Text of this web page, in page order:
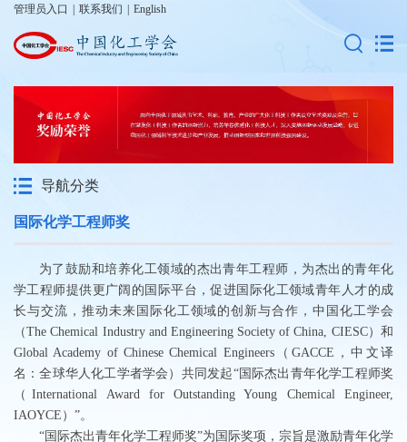
管理员入口 联系我们 English
导航分类
国际化学工程师奖
为了鼓励和培养化工领域的杰出青年工程师，为杰出的青年化
学工程师提供更广阔的国际平台，促进国际化工领域青年人才的成
长与交流，推动未来国际化工领域的创新与合作，中国化工学会
（The Chemical Industry and Engineering Society of China, CIESC）和
Global Academy of Chinese Chemical Engineers（GACCE，中文译
名：全球华人化工学者学会）共同发起“国际杰出青年化学工程师奖
（International Award for Outstanding Young Chemical Engineer,
IAOYCE）”。
“国际杰出青年化学工程师奖”为国际奖项，宗旨是激励青年化学